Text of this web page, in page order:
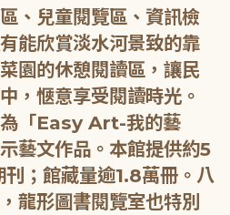
、兒童閱覽區、資訊檢
能欣賞淡水河景致的靠
園的休憩閱讀區，讓民
，愜意享受閱讀時光。
「Easy Art-我的藝
藝文作品。本館提供約5
；館藏量逾1.8萬冊。八
龍形圖書閱覽室也特別